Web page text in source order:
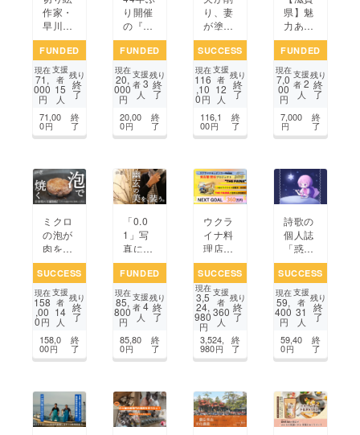
作家・
早川鉄
兵さん
に共
鳴！
ゴール
デンウ
イーク
に『切
り絵と
開催！
FUNDED
現在
71,
000
円
支援
者
15
人
残り
終
了
71,00
0円
終
了
り開催
の『滋
賀国ス
ポ』で
日本一
への挑
戦
FUNDED
現在
20,
000
円
支援
者3
人
残り
終
了
20,00
0円
終
了
り、妻
が塗
る。 世
界にひ
とつだ
けの独
楽（こ
ま）の
愉しみ
を体験
SUCCESS
現在
116
,10
0円
支援
者
12
人
残り
終
了
116,1
00円
終
了
県】魅
力あふ
れる滋
賀県で
移動型
の唯一
無二の
マル
シェを
開催し
FUNDED
現在
7,0
00
円
支援
者2
人
残り
終
了
7,000
円
終
了
ミクロ
の泡が
肉を美
味しく
する！
お風呂
でひら
めい
た！信
楽焼の
万能陶
SUCCESS
現在
158
,00
0円
支援
者
14
人
残り
終
了
158,0
00円
終
了
「0.0
1」写
真にも
映らな
い。だ
から届
く。 ほ
んの少
し、心
を動か
す布
FUNDED
現在
85,
800
円
支援
者4
人
残り
終
了
85,80
0円
終
了
ウクラ
イナ料
理店を
開店さ
せた
い！義
理の父:
ローマ
ンさん
を日本
へ
SUCCESS
現在
3,5
24,
980
円
支援
者
360
人
残り
終
了
3,524,
980円
終
了
詩歌の
個人誌
「惑溺
Ⅱ」を
つくり
たい
SUCCESS
現在
59,
400
円
支援
者
31
人
残り
終
了
59,40
0円
終
了